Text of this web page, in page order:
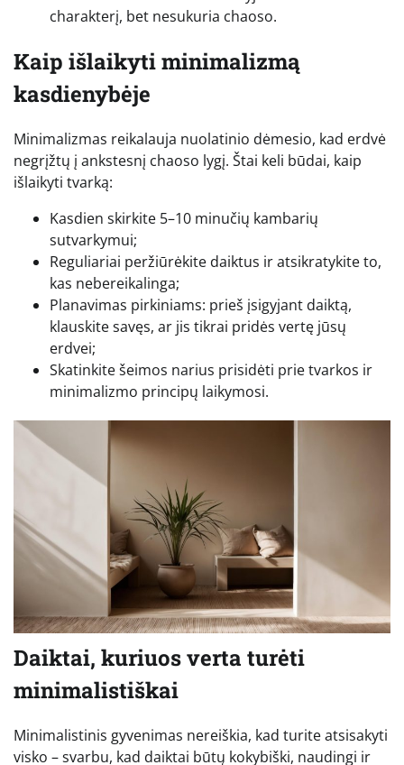
charakterį, bet nesukuria chaoso.
Kaip išlaikyti minimalizmą
kasdienybėje
Minimalizmas reikalauja nuolatinio dėmesio, kad erdvė
negrįžtų į ankstesnį chaoso lygį. Štai keli būdai, kaip
išlaikyti tvarką:
Kasdien skirkite 5–10 minučių kambarių
sutvarkymui;
Reguliariai peržiūrėkite daiktus ir atsikratykite to,
kas nebereikalinga;
Planavimas pirkiniams: prieš įsigyjant daiktą,
klauskite savęs, ar jis tikrai pridės vertę jūsų
erdvei;
Skatinkite šeimos narius prisidėti prie tvarkos ir
minimalizmo principų laikymosi.
Daiktai, kuriuos verta turėti
minimalistiškai
Minimalistinis gyvenimas nereiškia, kad turite atsisakyti
visko – svarbu, kad daiktai būtų kokybiški, naudingi ir